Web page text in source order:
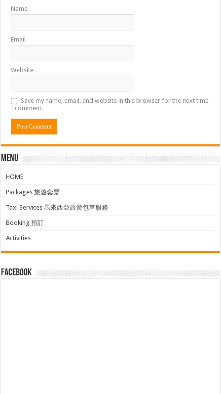
Name
Email
Website
Save my name, email, and website in this browser for the next time
I comment.
Menu
HOME
Packages 旅遊套票
Taxi Services 馬來西亞旅遊包車服務
Booking 預訂
Activities
facebook